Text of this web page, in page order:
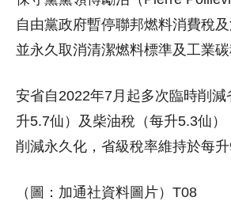
自由黨政府暫停聯邦燃料消費稅及
並永久取消清潔燃料標準及工業碳
安省自2022年7月起多次臨時削
升5.7仙）及柴油稅（每升5.3仙
削減永久化，省級稅率維持於每升
（圖：加通社資料圖片）T08